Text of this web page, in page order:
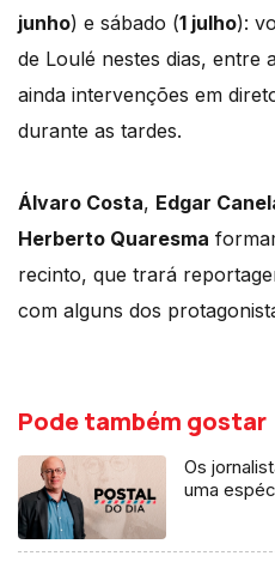
junho) e sábado (1 julho):
de Loulé nestes dias, entre
ainda intervenções em
durante as tardes.
Álvaro Costa, Edgar
Herberto Quaresma
recinto, que trará
com alguns dos
Pode também gostar
Os
uma